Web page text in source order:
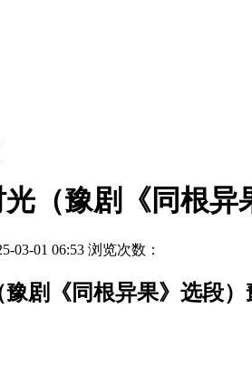
（豫剧《同根异
03-01 06:53 浏览次数：
剧《同根异果》选段）